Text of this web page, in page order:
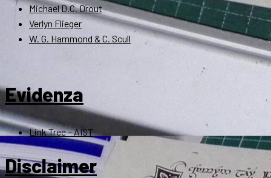
Michael D.C. Drout
Verlyn Flieger
W. G. Hammond & C. Scull
Evidenza
Link Tree – AIST
Disclaimer